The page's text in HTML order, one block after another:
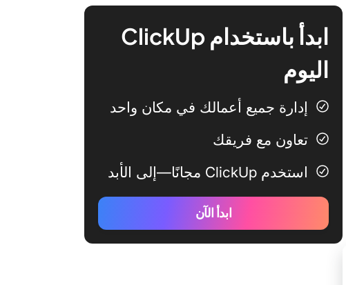
ابدأ باستخدام ClickUp
اليوم
إدارة جميع أعمالك في مكان واحد
تعاون مع فريقك
استخدم ClickUp مجانًا—إلى الأبد
ابدأ الآن